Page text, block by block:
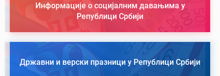
Информације о социјалним давањима у
Републици Србији
Државни и верски празници у Републици Србији